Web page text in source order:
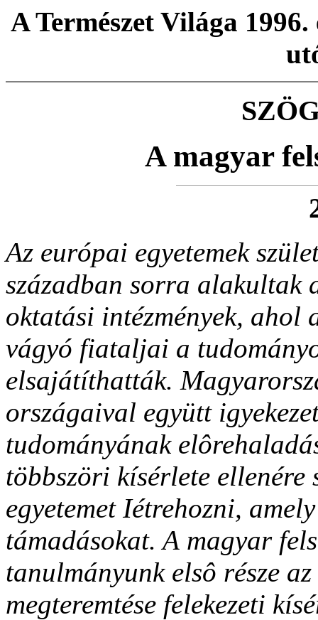
A Természet Világa
A magyar
Az európai egyetemek
században sorra alakultak
oktatási intézmények,
vágyó fiataljai a
elsajátíthatták.
országaival együtt
tudományának
többszöri kísérlete
egyetemet Iétrehozni,
támadásokat. A magyar
tanulmányunk elsô része
megteremtése felekezeti